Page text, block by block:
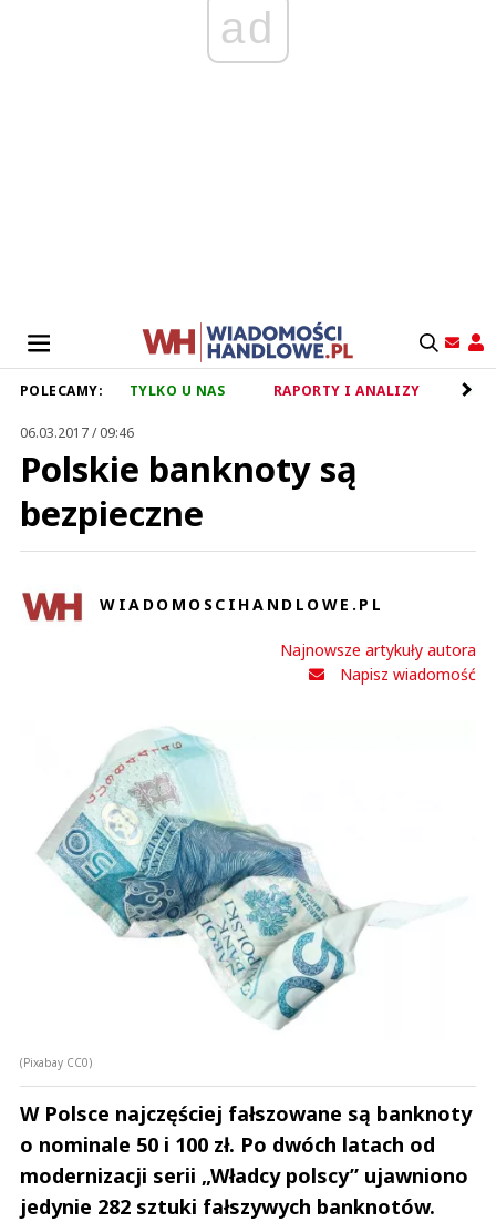
ad
POLECAMY: TYLKO U NAS RAPORTY I ANALIZY
06.03.2017 / 09:46
Polskie banknoty są
bezpieczne
WIADOMOSCIHANDLOWE.PL
Najnowsze artykuły autora
Napisz wiadomość
(Pixabay CC0)
W Polsce najczęściej fałszowane są banknoty
o nominale 50 i 100 zł. Po dwóch latach od
modernizacji serii „Władcy polscy” ujawniono
jedynie 282 sztuki fałszywych banknotów.